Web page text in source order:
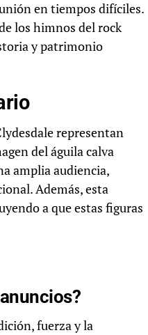
en tiempos difíciles.
los himnos del rock
y patrimonio
representan
del águila calva
amplia audiencia,
Además, esta
a que estas figuras
fuerza y la